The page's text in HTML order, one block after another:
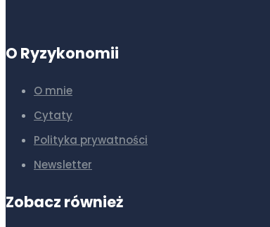
O Ryzykonomii
O mnie
Cytaty
Polityka prywatności
Newsletter
Zobacz również